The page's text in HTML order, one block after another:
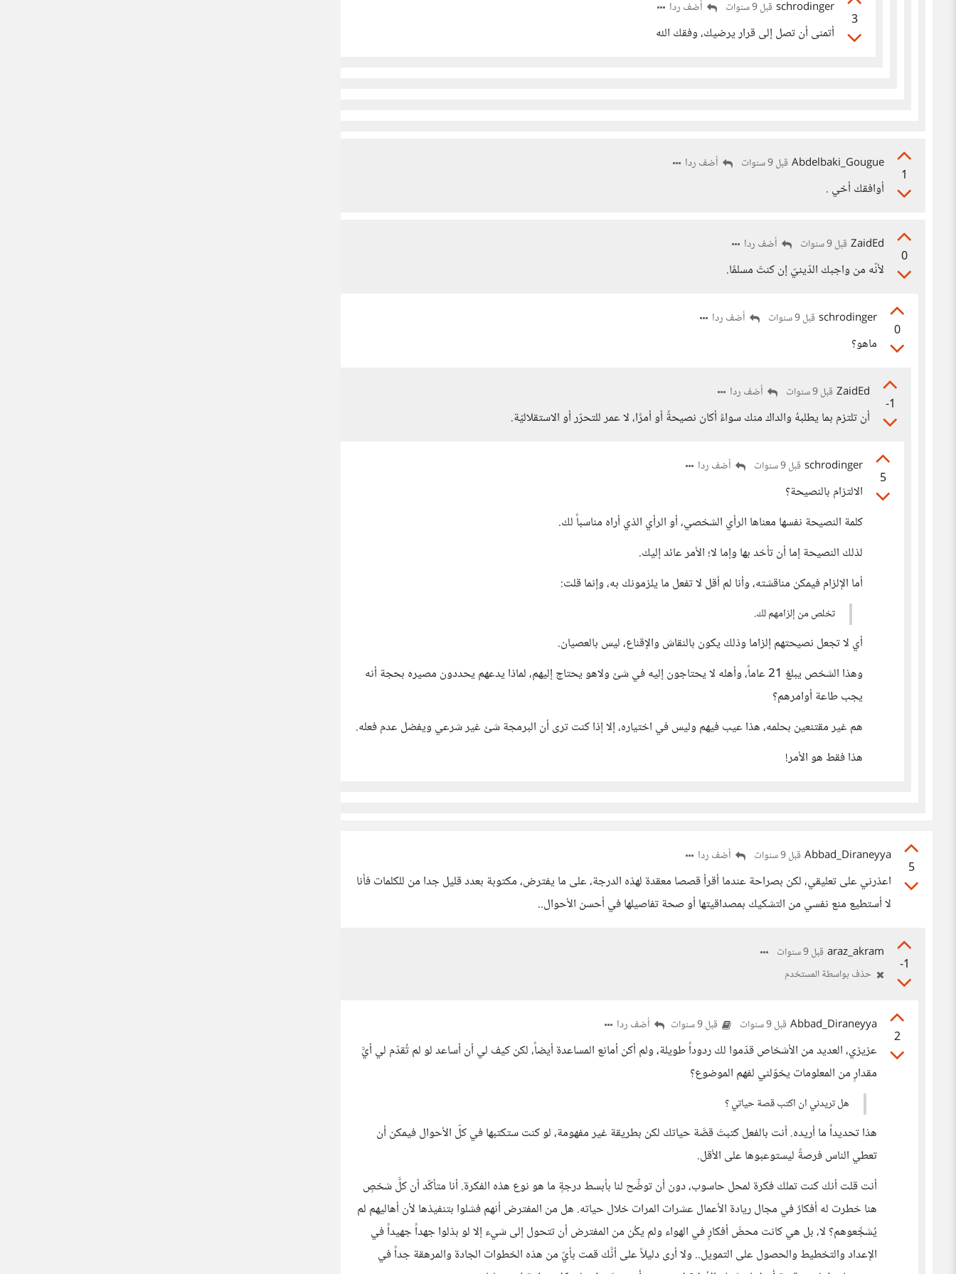
3
schrodinger قبل 9 سنوات أضف ردا
أتمنى أن تصل إلى قرار يرضيك، وفقك الله
1
Abdelbaki_Gougue قبل 9 سنوات أضف ردا
أوافقك أخي .
0
ZaidEd قبل 9 سنوات أضف ردا
لأنّه من واجبك الدّينيّ إن كنتَ مسلمًا.
0
schrodinger قبل 9 سنوات أضف ردا
ماهو؟
-1
ZaidEd قبل 9 سنوات أضف ردا
أن تلتزم بما يطلبهُ والداك منك سواءً أكان نصيحةً أو أمرًا، لا عمر للتحرّر أو الاستقلاليّة.
5
schrodinger قبل 9 سنوات أضف ردا
الالتزام بالنصيحة؟
كلمة النصيحة نفسها معناها الرأي الشخصي، أو الرأي الذي أراه مناسباً لك.
لذلك النصيحة إما أن تأخد بها وإما لا؛ الأمر عائد إليك.
أما الإلزام فيمكن مناقشته، وأنا لم أقل لا تفعل ما يلزمونك به، وإنما قلت:
تخلص من إلزامهم لك.
أي لا تجعل نصيحتهم إلزاما وذلك يكون بالنقاش والإقناع، ليس بالعصيان.
وهذا الشخص يبلغ 21 عاماً، وأهله لا يحتاجون إليه في شئ ولاهو يحتاج إليهم، لماذا يدعهم يحددون مصيره بحجة أنه
يجب طاعة أوامرهم؟
هم غير مقتنعين بحلمه، هذا عيب فيهم وليس في اختياره، إلا إذا كنت ترى أن البرمجة شئ غير شرعي ويفضل عدم فعله.
هذا فقط هو الأمر!
5
Abbad_Diraneyya قبل 9 سنوات أضف ردا
اعذرني على تعليقي، لكن بصراحة عندما أقرأ قصصا معقدة لهذه الدرجة، على ما يفترض، مكتوبة بعدد قليل جدا من للكلمات فأنا
لا أستطيع منع نفسي من التشكيك بمصداقيتها أو صحة تفاصيلها في أحسن الأحوال..
-1
araz_akram قبل 9 سنوات
حذف بواسطة المستخدم
2
Abbad_Diraneyya قبل 9 سنوات قبل 9 سنوات أضف ردا
عزيزي، العديد من الأشخاص قدّموا لك ردوداً طويلة، ولم أكن أمانع المساعدة أيضاً، لكن كيف لي أن أساعد لو لم تُقدّم لي أيَّ
مقدارٍ من المعلومات يخوّلني لفهم الموضوع؟
هل تريدني ان اكتب قصة حياتي ؟
هذا تحديداً ما أريده. أنت بالفعل كتبتَ قصَّة حياتك لكن بطريقة غير مفهومة، لو كنت ستكتبها في كلّ الأحوال فيمكن أن
تعطي الناس فرصةً ليستوعبوها على الأقل.
أنت قلت أنك كنت تملك فكرة لمحل حاسوب، دون أن توضِّح لنا بأبسط درجةٍ ما هو نوع هذه الفكرة. أنا متأكّد أن كلَّ شخصٍ
هنا خطرت له أفكارٌ في مجال ريادة الأعمال عشرات المرات خلال حياته. هل من المفترض أنهم فشلوا بتنفيذها لأن أهاليهم لم
يُشجِّعوهم؟ لا، بل هي كانت محضَ أفكارٍ في الهواء ولم يكُن من المفترض أن تتحول إلى شيء إلا لو بذلوا جهداً جهيداً في
الإعداد والتخطيط والحصول على التمويل.. ولا أرى دليلاً على أنَّك قمت بأيّ من هذه الخطوات الجادة والمرهقة جداً في